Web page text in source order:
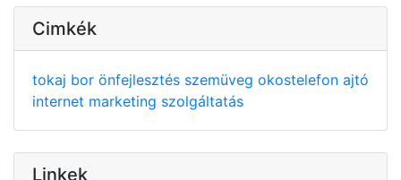
Cimkék
tokaj bor önfejlesztés szemüveg okostelefon ajtó
internet marketing szolgáltatás
Linkek